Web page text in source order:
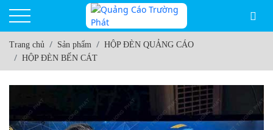
Trang chủ Sản phẩm
HỘP ĐÈN QUẢNG CÁO
HỘP ĐÈN BẾN CÁT